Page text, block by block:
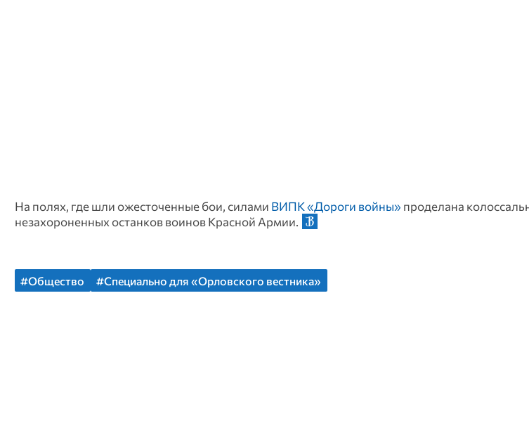
На полях, где шли ожесточенные бои, силами ВИПК «Дороги войны» проделана
незахороненных останков воинов Красной Армии.
#Общество #Специально для «Орловского вестника»